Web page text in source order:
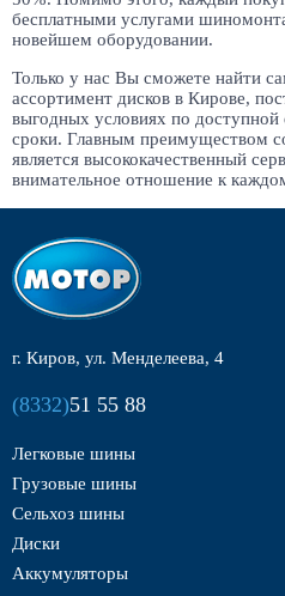
бесплатными услугами
новейшем оборудовании.
Только у нас Вы сможете найти
ассортимент дисков в Кирове,
выгодных условиях по
сроки. Главным преимуществом
является высококачественный
внимательное отношение к
г. Киров, ул. Менделеева, 4
(8332)51 55 88
Легковые шины
Грузовые шины
Сельхоз шины
Диски
Аккумуляторы